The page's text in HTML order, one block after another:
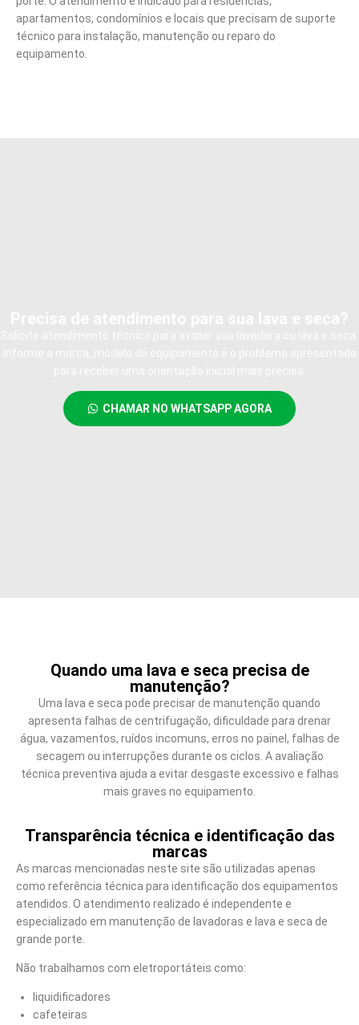
apartamentos, condomínios e locais que precisam de suporte
técnico para instalação, manutenção ou reparo do
equipamento.
CHAMAR NO WHATSAPP AGORA
Quando uma lava e seca precisa de
manutenção?
Uma lava e seca pode precisar de manutenção quando
apresenta falhas de centrifugação, dificuldade para drenar
água, vazamentos, ruídos incomuns, erros no painel, falhas de
secagem ou interrupções durante os ciclos. A avaliação
técnica preventiva ajuda a evitar desgaste excessivo e falhas
mais graves no equipamento.
Transparência técnica e identificação das
marcas
As marcas mencionadas neste site são utilizadas apenas
como referência técnica para identificação dos equipamentos
atendidos. O atendimento realizado é independente e
especializado em manutenção de lavadoras e lava e seca de
grande porte.
Não trabalhamos com eletroportáteis como:
liquidificadores
cafeteiras